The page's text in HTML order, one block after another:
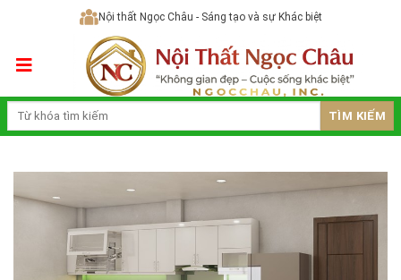
content
Nội thất Ngọc Châu - Sáng tạo và sự Khác biệt
TÌM KIẾM